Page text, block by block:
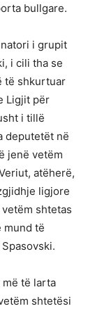
bullgare.
i grupit
i cili tha se
të shkurtuar
Ligjit për
i tillë
deputetët në
jenë vetëm
atëherë,
ligjore
shtetas
mund të
të larta
shtetësi